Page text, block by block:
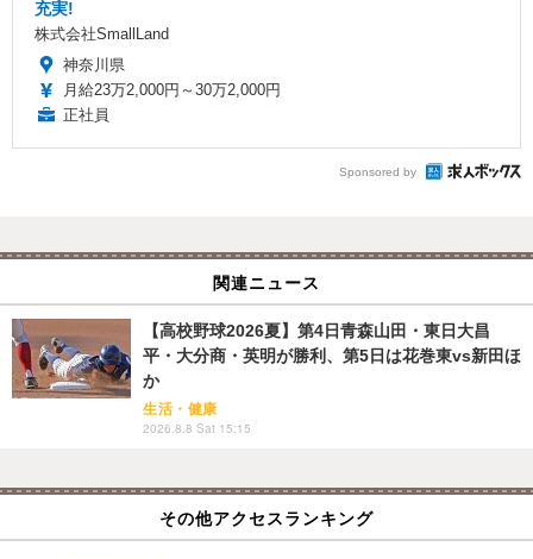
充実!
株式会社SmallLand
神奈川県
月給23万2,000円～30万2,000円
正社員
Sponsored by
関連ニュース
【高校野球2026夏】第4日青森山田・東日大昌
平・大分商・英明が勝利、第5日は花巻東vs新田ほ
か
生活・健康
2026.8.8 Sat 15:15
その他アクセスランキング